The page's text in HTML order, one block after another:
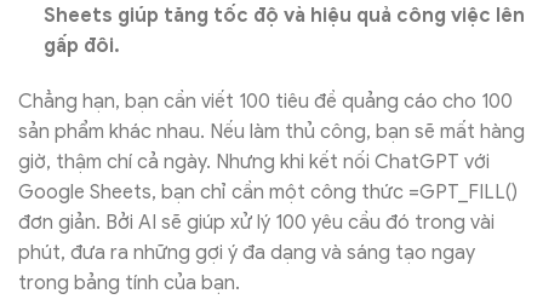
Sheets giúp tăng tốc độ và hiệu quả công việc lên
gấp đôi.
Chẳng hạn, bạn cần viết 100 tiêu đề quảng cáo cho 100
sản phẩm khác nhau. Nếu làm thủ công, bạn sẽ mất hàng
giờ, thậm chí cả ngày. Nhưng khi kết nối ChatGPT với
Google Sheets, bạn chỉ cần một công thức =GPT_FILL()
đơn giản. Bởi AI sẽ giúp xử lý 100 yêu cầu đó trong vài
phút, đưa ra những gợi ý đa dạng và sáng tạo ngay
trong bảng tính của bạn.